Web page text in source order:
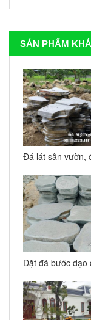
SẢN PHẨM
Đá lát sân vườn,
Đặt đá bước dạo
thự tại Ninh Bình